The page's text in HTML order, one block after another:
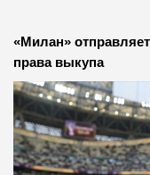
«Милан»
права выкупа